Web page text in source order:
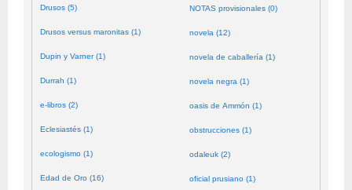
Drusos (5)
Drusos versus maronitas (1)
Dupin y Varner (1)
Durrah (1)
e-libros (2)
Eclesiastés (1)
ecologismo (1)
Edad de Oro (16)
NOTAS provisionales (0)
novela (12)
novela de caballería (1)
novela negra (1)
oasis de Ammón (1)
obstrucciones (1)
odaleuk (2)
oficial prusiano (1)